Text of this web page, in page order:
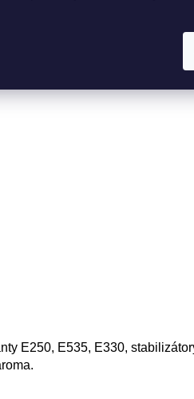
E250, E535, E330,